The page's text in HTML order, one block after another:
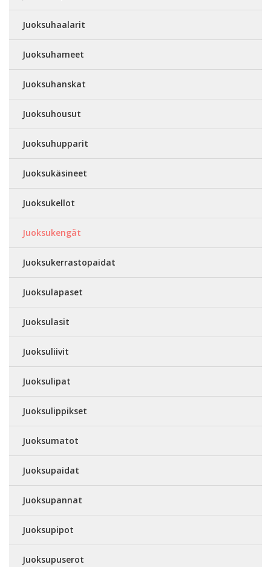
Juoksuhaalarit
Juoksuhameet
Juoksuhanskat
Juoksuhousut
Juoksuhupparit
Juoksukäsineet
Juoksukellot
Juoksukengät
Juoksukerrastopaidat
Juoksulapaset
Juoksulasit
Juoksuliivit
Juoksulipat
Juoksulippikset
Juoksumatot
Juoksupaidat
Juoksupannat
Juoksupipot
Juoksupuserot